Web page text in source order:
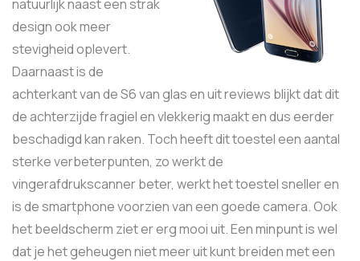
natuurlijk naast een strak
design ook meer
stevigheid oplevert.
Daarnaast is de
achterkant van de S6 van glas en uit reviews blijkt dat dit
de achterzijde fragiel en vlekkerig maakt en dus eerder
beschadigd kan raken. Toch heeft dit toestel een aantal
sterke verbeterpunten, zo werkt de
vingerafdrukscanner beter, werkt het toestel sneller en
is de smartphone voorzien van een goede camera. Ook
het beeldscherm ziet er erg mooi uit. Een minpunt is wel
dat je het geheugen niet meer uit kunt breiden met een